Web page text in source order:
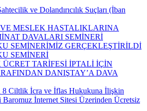
ve Dolandırıcılık Suçları (İban
MESLEK HASTALIKLARINA
DAVALARI SEMİNERİ
SEMİNERİMİZ GERÇEKLEŞTİRİLDİ
SEMİNERİ
ÜCRET TARİFESİ İPTALİ İÇİN
DANIŞTAY’A DAVA
Ciltlik İcra ve İflas Hukukuna İlişkin
Baromuz İnternet Sitesi Üzerinden Ücretsiz